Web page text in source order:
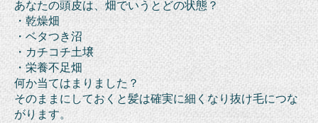
あなたの頭皮は、畑でいうとどの状態？
・乾燥畑
・ベタつき沼
・カチコチ土壌
・栄養不足畑
何か当てはまりました？
そのままにしておくと髪は確実に細くなり抜け毛につな
がります。